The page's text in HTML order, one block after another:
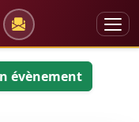
évènement